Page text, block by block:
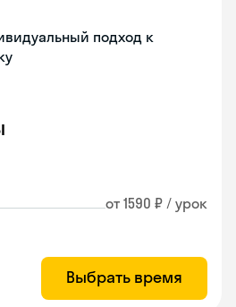
подход к
от 1590 ₽ / урок
Выбрать время